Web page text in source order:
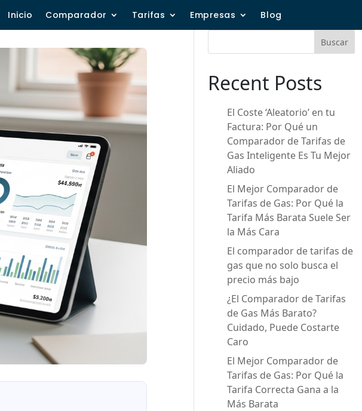
Inicio Comparador Tarifas Empresas Blog
Buscar
Recent Posts
El Coste ‘Aleatorio’ en tu
Factura: Por Qué un
Comparador de Tarifas de
Gas Inteligente Es Tu Mejor
Aliado
El Mejor Comparador de
Tarifas de Gas: Por Qué la
Tarifa Más Barata Suele Ser
la Más Cara
El comparador de tarifas de
gas que no solo busca el
precio más bajo
¿El Comparador de Tarifas
de Gas Más Barato?
Cuidado, Puede Costarte
Caro
El Mejor Comparador de
Tarifas de Gas: Por Qué la
Tarifa Correcta Gana a la
Más Barata